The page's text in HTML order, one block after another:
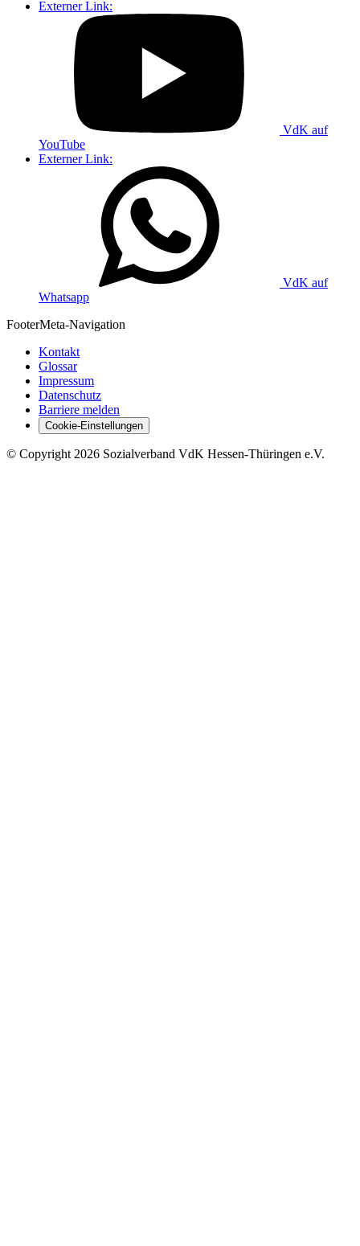
Externer Link:
VdK auf
YouTube
Externer Link:
VdK auf
Whatsapp
FooterMeta-Navigation
Kontakt
Glossar
Impressum
Datenschutz
Barriere melden
Cookie-Einstellungen
© Copyright 2026 Sozialverband VdK Hessen-Thüringen e.V.